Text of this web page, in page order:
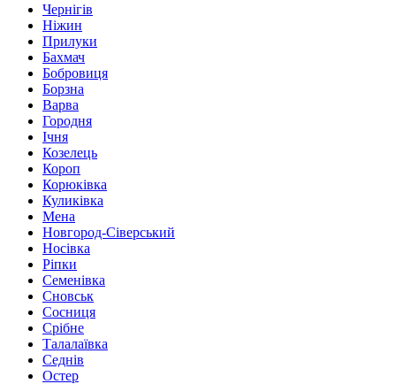
Чернігів
Ніжин
Прилуки
Бахмач
Бобровиця
Борзна
Варва
Городня
Ічня
Козелець
Короп
Корюківка
Куликівка
Мена
Новгород-Сіверський
Носівка
Ріпки
Семенівка
Сновськ
Сосниця
Срібне
Талалаївка
Седнів
Остер